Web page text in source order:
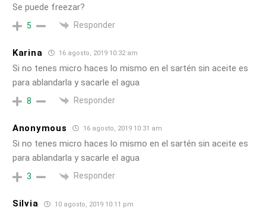
Se puede freezar?
5 Responder
Karina 16 agosto, 2019 10:32 am
Si no tenes micro haces lo mismo en el sartén sin aceite es
para ablandarla y sacarle el agua
8 Responder
Anonymous 16 agosto, 2019 10:31 am
Si no tenes micro haces lo mismo en el sartén sin aceite es
para ablandarla y sacarle el agua
3 Responder
Silvia 10 agosto, 2019 10:11 pm